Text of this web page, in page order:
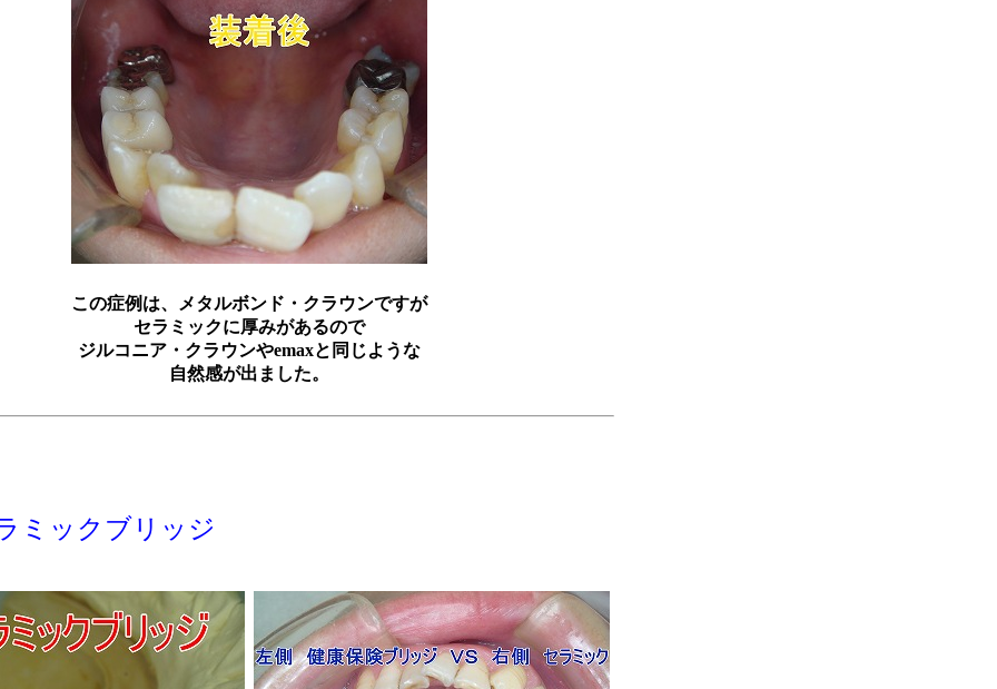
この症例は、メタルボンド・クラウンですが
セラミックに厚みがあるので
ジルコニア・クラウンやemaxと同じような
自然感が出ました。
ミックブリッジ